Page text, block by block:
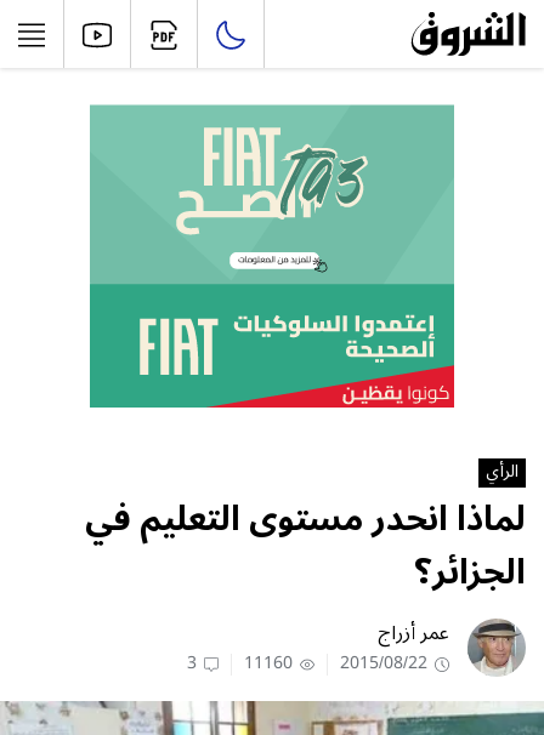
الرأي
لماذا انحدر مستوى التعليم في‮
‬الجزائر؟
عمر أزراج
2015/08/22
11160
3